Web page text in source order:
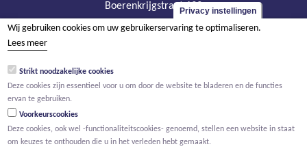
Boerenkrijgstraat 133
BE - 2800 Mechelen
BTW BE 0466.256.432
Privacy instellingen
Wij gebruiken cookies om uw gebruikerservaring te optimaliseren.
Lees meer
Strikt noodzakelijke cookies
Deze cookies zijn essentieel voor u om door de website te bladeren en de functies
ervan te gebruiken.
Voorkeurscookies
Deze cookies, ook wel -functionaliteitscookies- genoemd, stellen een website in staat
om keuzes te onthouden die u in het verleden hebt gemaakt.